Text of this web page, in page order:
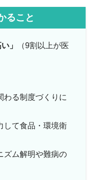
ること
」
（9割以上が医
わる制度づくりに
して食品・環境衛
ズム解明や難病の